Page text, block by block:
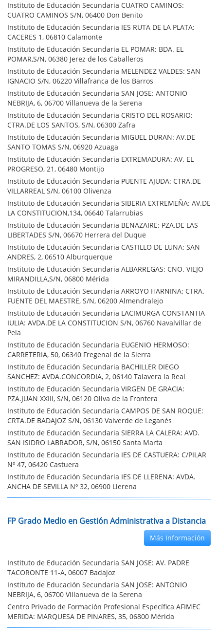
Instituto de Educación Secundaria CUATRO CAMINOS:
CUATRO CAMINOS S/N, 06400 Don Benito
Instituto de Educación Secundaria IES RUTA DE LA PLATA:
CACERES 1, 06810 Calamonte
Instituto de Educación Secundaria EL POMAR: BDA. EL
POMAR,S/N, 06380 Jerez de los Caballeros
Instituto de Educación Secundaria MELENDEZ VALDES: SAN
IGNACIO S/N, 06220 Villafranca de los Barros
Instituto de Educación Secundaria SAN JOSE: ANTONIO
NEBRIJA, 6, 06700 Villanueva de la Serena
Instituto de Educación Secundaria CRISTO DEL ROSARIO:
CTRA.DE LOS SANTOS, S/N, 06300 Zafra
Instituto de Educación Secundaria MIGUEL DURAN: AV.DE
SANTO TOMAS S/N, 06920 Azuaga
Instituto de Educación Secundaria EXTREMADURA: AV. EL
PROGRESO, 21, 06480 Montijo
Instituto de Educación Secundaria PUENTE AJUDA: CTRA.DE
VILLARREAL S/N, 06100 Olivenza
Instituto de Educación Secundaria SIBERIA EXTREMEÑA: AV.DE
LA CONSTITUCION,134, 06640 Talarrubias
Instituto de Educación Secundaria BENAZAIRE: PZA.DE LAS
LIBERTADES S/N, 06670 Herrera del Duque
Instituto de Educación Secundaria CASTILLO DE LUNA: SAN
ANDRES, 2, 06510 Alburquerque
Instituto de Educación Secundaria ALBARREGAS: CNO. VIEJO
MIRANDILLA,S/N, 06800 Mérida
Instituto de Educación Secundaria ARROYO HARNINA: CTRA.
FUENTE DEL MAESTRE, S/N, 06200 Almendralejo
Instituto de Educación Secundaria LACIMURGA CONSTANTIA
IULIA: AVDA.DE LA CONSTITUCION S/N, 06760 Navalvillar de
Pela
Instituto de Educación Secundaria EUGENIO HERMOSO:
CARRETERIA, 50, 06340 Fregenal de la Sierra
Instituto de Educación Secundaria BACHILLER DIEGO
SANCHEZ: AVDA.CONCORDIA, 2, 06140 Talavera la Real
Instituto de Educación Secundaria VIRGEN DE GRACIA:
PZA.JUAN XXIII, S/N, 06120 Oliva de la Frontera
Instituto de Educación Secundaria CAMPOS DE SAN ROQUE:
CRTA.DE BADAJOZ S/N, 06130 Valverde de Leganés
Instituto de Educación Secundaria SIERRA LA CALERA: AVD.
SAN ISIDRO LABRADOR, S/N, 06150 Santa Marta
Instituto de Educación Secundaria IES DE CASTUERA: C/PILAR
Nº 47, 06420 Castuera
Instituto de Educación Secundaria IES DE LLERENA: AVDA.
ANCHA DE SEVILLA Nº 32, 06900 Llerena
FP Grado Medio en Gestión Administrativa a Distancia
Más Información
Instituto de Educación Secundaria SAN JOSE: AV. PADRE
TACORONTE 11-A, 06007 Badajoz
Instituto de Educación Secundaria SAN JOSE: ANTONIO
NEBRIJA, 6, 06700 Villanueva de la Serena
Centro Privado de Formación Profesional Específica AFIMEC
MERIDA: MARQUESA DE PINARES, 35, 06800 Mérida